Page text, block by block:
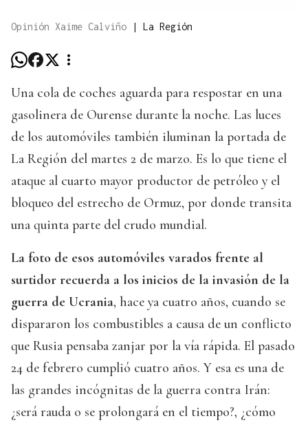
Opinión Xaime Calviño | La Región
Una cola de coches aguarda para respostar en una
gasolinera de Ourense durante la noche. Las luces
de los automóviles también iluminan la portada de
La Región del martes 2 de marzo. Es lo que tiene el
ataque al cuarto mayor productor de petróleo y el
bloqueo del estrecho de Ormuz, por donde transita
una quinta parte del crudo mundial.
La foto de esos automóviles varados frente al
surtidor recuerda a los inicios de la invasión de la
guerra de Ucrania, hace ya cuatro años, cuando se
dispararon los combustibles a causa de un conflicto
que Rusia pensaba zanjar por la vía rápida. El pasado
24 de febrero cumplió cuatro años. Y esa es una de
las grandes incógnitas de la guerra contra Irán:
¿será rauda o se prolongará en el tiempo?, ¿cómo